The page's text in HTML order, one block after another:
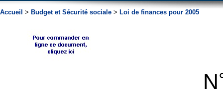
Accueil > Budget et Sécurité sociale > Loi de finances pour 2005
N